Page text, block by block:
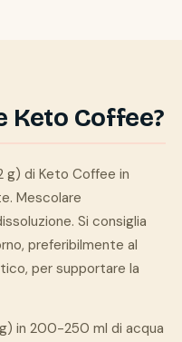
Keto Coffee?
g) di Keto Coffee in
Mescolare
Si consiglia
preferibilmente al
per supportare la
in 200-250 ml di acqua